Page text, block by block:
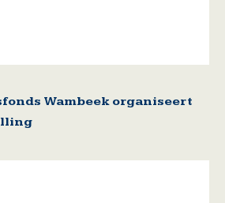
Wambeek organiseert